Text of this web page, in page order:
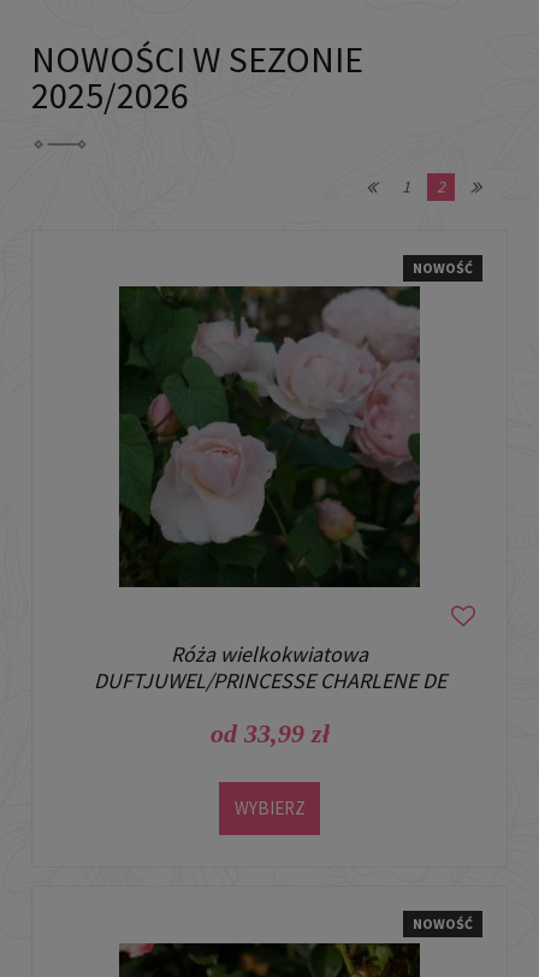
NOWOŚCI W SEZONIE
2025/2026
1 2
Róża wielkokwiatowa
DUFTJUWEL/PRINCESSE CHARLENE DE
od 33,99 zł
WYBIERZ
NOWOŚĆ
NOWOŚĆ